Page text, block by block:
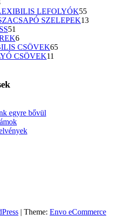
33
termék
LEFOLYÓK5555
termék
SZELEPEK1313
51
termék
66
termék
CSÖVEK6565
CSÖVEK11
egyre bővül
| Theme: Envo eCommerce